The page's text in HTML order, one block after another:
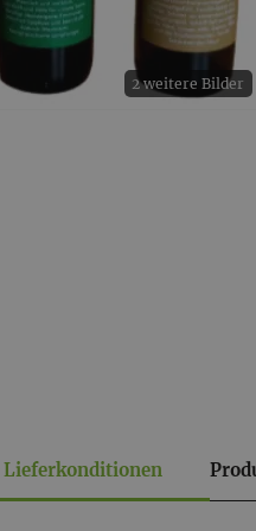
2 weitere Bilder
Lieferkonditionen